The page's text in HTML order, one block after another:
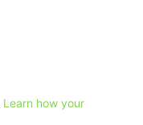
Learn how your